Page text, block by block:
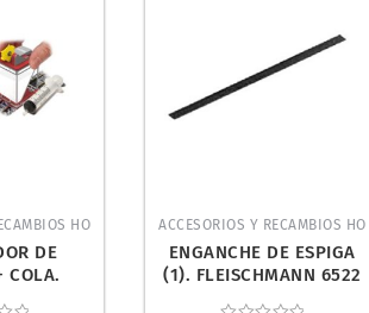
HO
DE
COLA.
ACCESORIOS Y RECAMBIOS HO
ENGANCHE DE ESPIGA
(1). FLEISCHMANN 6522